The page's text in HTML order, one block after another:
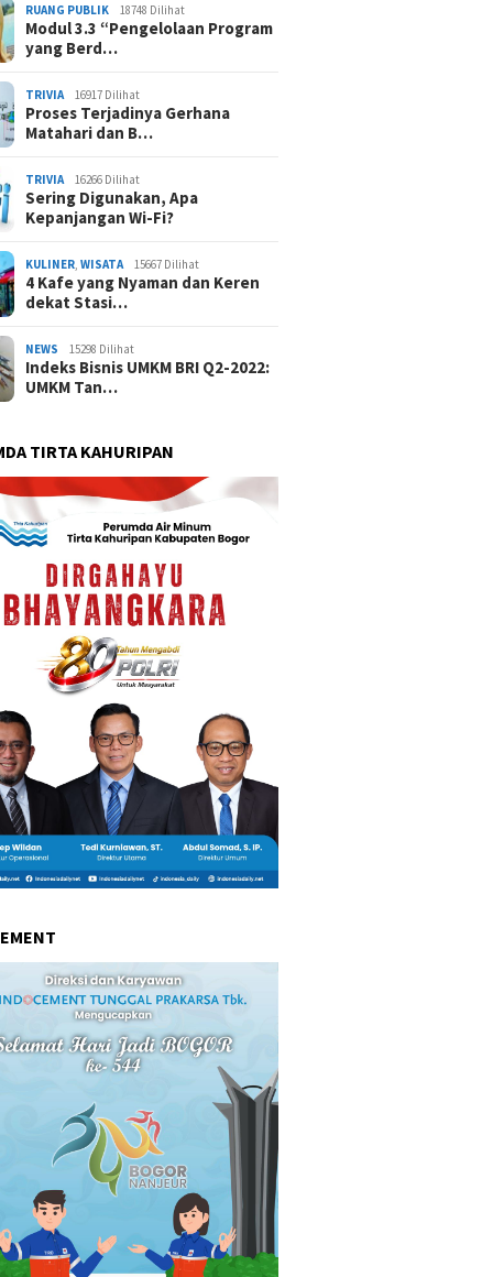
RUANG PUBLIK 18748 Dilihat
Modul 3.3 “Pengelolaan Program
yang Berd…
TRIVIA 16917 Dilihat
Proses Terjadinya Gerhana
Matahari dan B…
TRIVIA 16266 Dilihat
Sering Digunakan, Apa
Kepanjangan Wi-Fi?
KULINER ,WISATA 15667 Dilihat
4 Kafe yang Nyaman dan Keren
dekat Stasi…
NEWS 15298 Dilihat
Indeks Bisnis UMKM BRI Q2-2022:
UMKM Tan…
TIRTA KAHURIPAN